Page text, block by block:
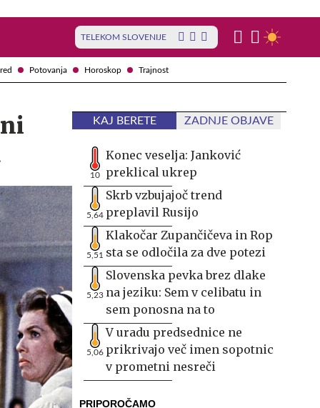
Potovanja Horoskop Trajnost
TELEKOM SLOVENIJE
KAJ BERETE ZADNJE OBJAVE
10
Konec veselja: Janković
preklical ukrep
5,64
Skrb vzbujajoč trend
preplavil Rusijo
5,51
Klakočar Zupančičeva in Rop
sta se odločila za dve potezi
5,23
Slovenska pevka brez dlake
na jeziku: Sem v celibatu in
sem ponosna na to
5,06
V uradu predsednice ne
prikrivajo več imen sopotnic
v prometni nesreči